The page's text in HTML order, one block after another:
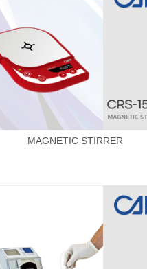
MAGNETIC STIRRER